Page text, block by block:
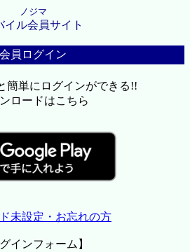
ノジマ
イル会員サイト
会員ログイン
簡単にログインができる!!
ロードはこちら
未設定・お忘れの方
グインフォーム】